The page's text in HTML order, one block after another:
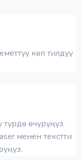
көп тилдүү
өчүрүңүз.
менен текстти